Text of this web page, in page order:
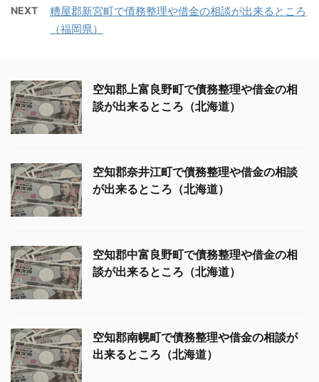
NEXT
糟屋郡新宮町で債務整理や借金の相談が出来るところ
（福岡県）
空知郡上富良野町で債務整理や借金の相
談が出来るところ（北海道）
空知郡奈井江町で債務整理や借金の相談
が出来るところ（北海道）
空知郡中富良野町で債務整理や借金の相
談が出来るところ（北海道）
空知郡南幌町で債務整理や借金の相談が
出来るところ（北海道）